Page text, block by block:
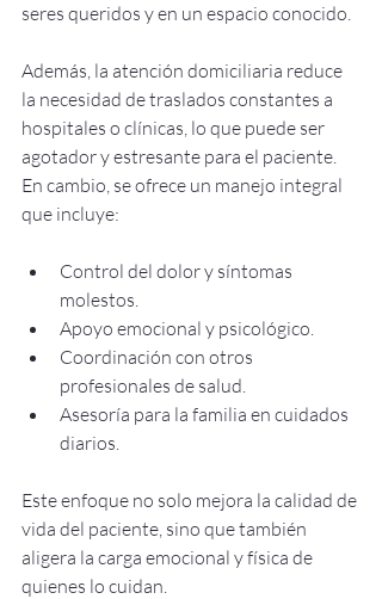
seres queridos y en un espacio conocido.
Además, la atención domiciliaria reduce
la necesidad de traslados constantes a
hospitales o clínicas, lo que puede ser
agotador y estresante para el paciente.
En cambio, se ofrece un manejo integral
que incluye:
Control del dolor y síntomas
molestos.
Apoyo emocional y psicológico.
Coordinación con otros
profesionales de salud.
Asesoría para la familia en cuidados
diarios.
Este enfoque no solo mejora la calidad de
vida del paciente, sino que también
aligera la carga emocional y física de
quienes lo cuidan.